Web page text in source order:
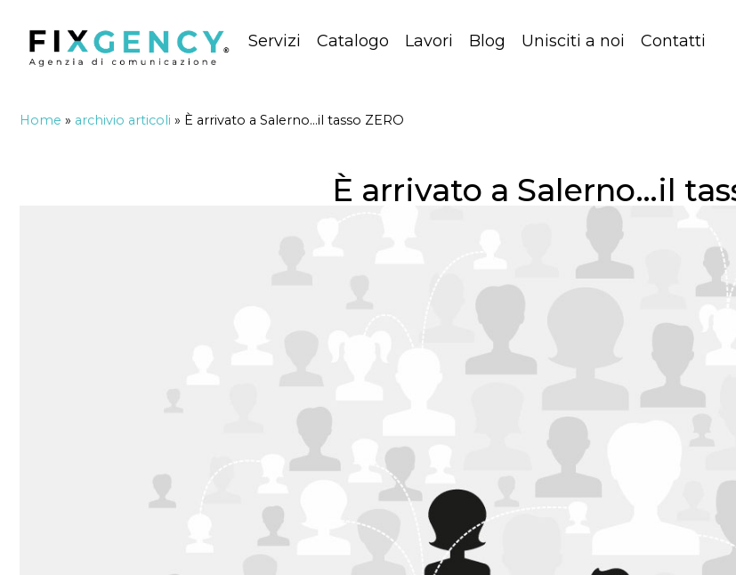
Servizi Catalogo Lavori Blog Unisciti a noi Contatti
Home » archivio articoli » È arrivato a Salerno…il tasso ZERO
È arrivato a Salerno…il